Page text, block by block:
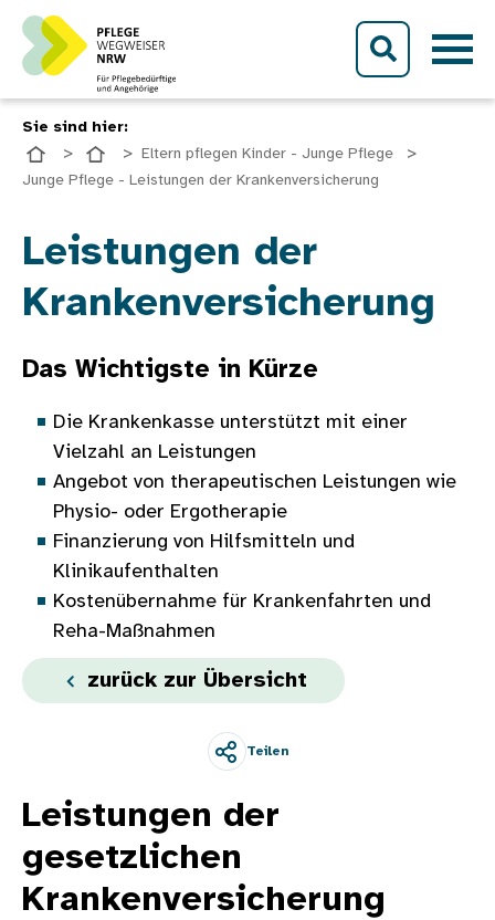
Direkt zum Inhalt
Sie sind hier:
Eltern pflegen Kinder - Junge Pflege
Junge Pflege - Leistungen der Krankenversicherung
BildLeistungen der
Krankenversicherung
Das Wichtigste in Kürze
Die Krankenkasse unterstützt mit einer
Vielzahl an Leistungen
Angebot von therapeutischen Leistungen wie
Physio- oder Ergotherapie
Finanzierung von Hilfsmitteln und
Klinikaufenthalten
Kostenübernahme für Krankenfahrten und
Reha-Maßnahmen
zurück zur Übersicht
Teilen
Leistungen der
gesetzlichen
Krankenversicherung